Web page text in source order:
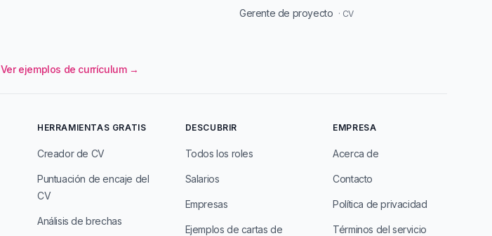
Gerente de proyecto · CV
Ver ejemplos de currículum →
HERRAMIENTAS GRATIS
Creador de CV
Puntuación de encaje del
CV
Análisis de brechas
DESCUBRIR
Todos los roles
Salarios
Empresas
Ejemplos de cartas de
EMPRESA
Acerca de
Contacto
Política de privacidad
Términos del servicio